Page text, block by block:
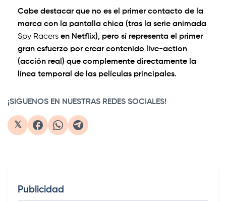
Cabe destacar que no es el primer contacto de la
marca con la pantalla chica (tras la serie animada
Spy Racers en Netflix), pero sí representa el primer
gran esfuerzo por crear contenido
live-action
(acción real) que complemente directamente la
línea temporal de las películas principales.
¡SIGUENOS EN NUESTRAS REDES SOCIALES!
𝕏
Publicidad